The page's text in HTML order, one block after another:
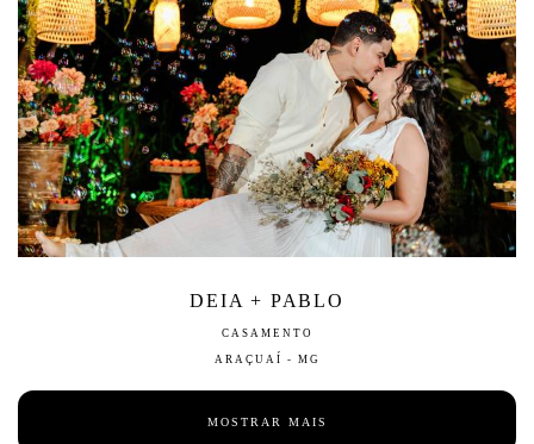
DEIA + PABLO
CASAMENTO
ARAÇUAÍ - MG
MOSTRAR MAIS